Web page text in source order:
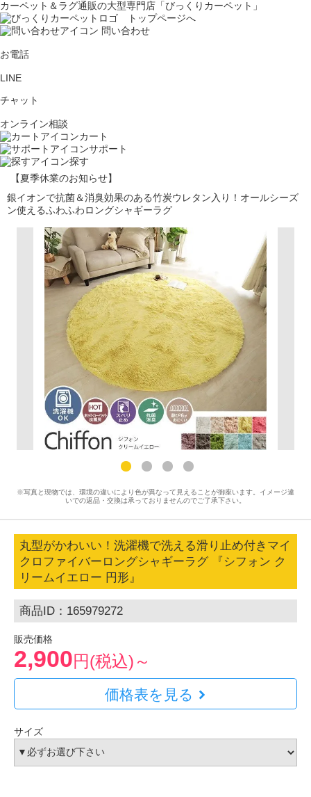
カーペット＆ラグ通販の大型専門店「びっくりカーペット」
問い合わせ
お電話
LINE
チャット
オンライン相談
カート
サポート
探す
【夏季休業のお知らせ】
銀イオンで抗菌＆消臭効果のある竹炭ウレタン入り！オールシーズ
ン使えるふわふわロングシャギーラグ
※写真と現物では、環境の違いにより色が異なって見えることが御座います。イメージ違
いでの返品・交換は承っておりませんのでご了承下さい。
丸型がかわいい！洗濯機で洗える滑り止め付きマイ
クロファイバーロングシャギーラグ 『シフォン ク
リームイエロー 円形』
商品ID：165979272
販売価格
2,900円(税込)～
価格表を見る
サイズ